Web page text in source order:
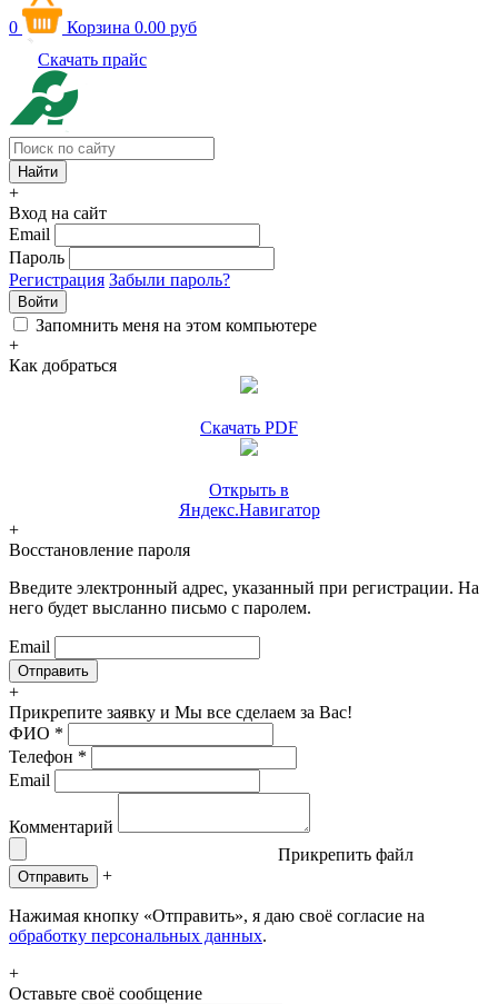
0 Корзина 0.00 руб
Скачать прайс
+
Вход на сайт
Email
Пароль
Регистрация Забыли пароль?
Войти
Запомнить меня на этом компьютере
+
Как добраться
Скачать PDF
Открыть в
Яндекс.Навигатор
+
Восстановление пароля
Введите электронный адрес, указанный при регистрации. На
него будет высланно письмо с паролем.
Email
+
Прикрепите заявку и Мы все сделаем за Вас!
ФИО *
Телефон *
Email
Комментарий
Прикрепить файл
Отправить +
Нажимая кнопку «Отправить», я даю своё согласие на
обработку персональных данных.
+
Оставьте своё сообщение